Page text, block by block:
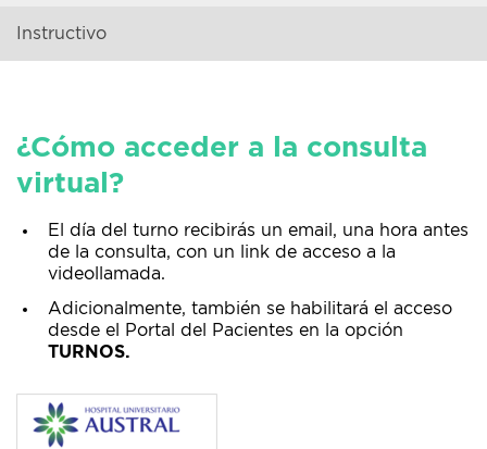
Instructivo
¿Cómo acceder a la consulta
virtual?
El día del turno recibirás un email, una hora antes
de la consulta, con un link de acceso a la
videollamada.
Adicionalmente, también se habilitará el acceso
desde el Portal del Pacientes en la opción
TURNOS.